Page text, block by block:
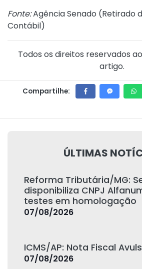
Fonte:Agência Senado (Retirado
Contábil)
Todos os direitos reservados
artigo.
Compartilhe:
ÚLTIMAS
Reforma Tributária/MG:
disponibiliza CNPJ
testes em homologação
07/08/2026
ICMS/AP: Nota Fiscal
07/08/2026